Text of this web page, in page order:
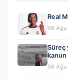
Real
06
Süreç
06